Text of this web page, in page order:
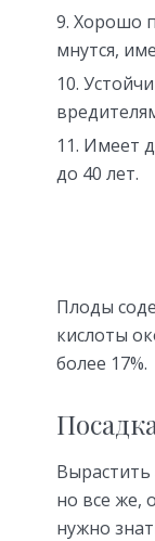
Хорошо
мнутся,
Имеет
до 40 лет.
Плоды
кислоты
более 17%.
но все же,
нужно